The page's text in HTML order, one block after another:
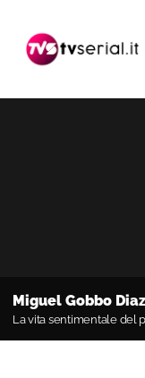
navigazione
contenuto
barra
primaria
Miguel Gobbo
La vita sentimentale del